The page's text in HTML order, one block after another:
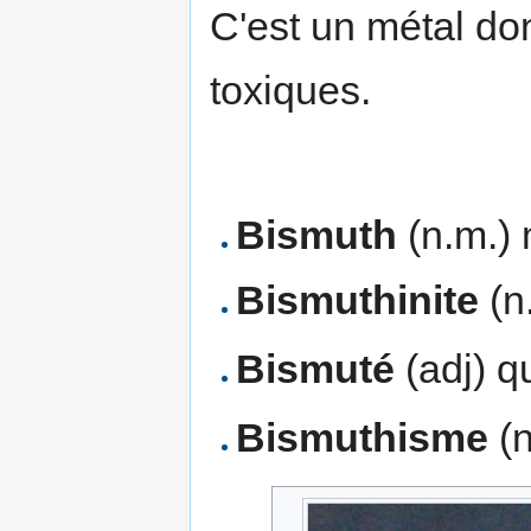
C'est un métal
toxiques.
Bismuth (n.m.)
Bismuthinite
Bismuté (adj)
Bismuthisme